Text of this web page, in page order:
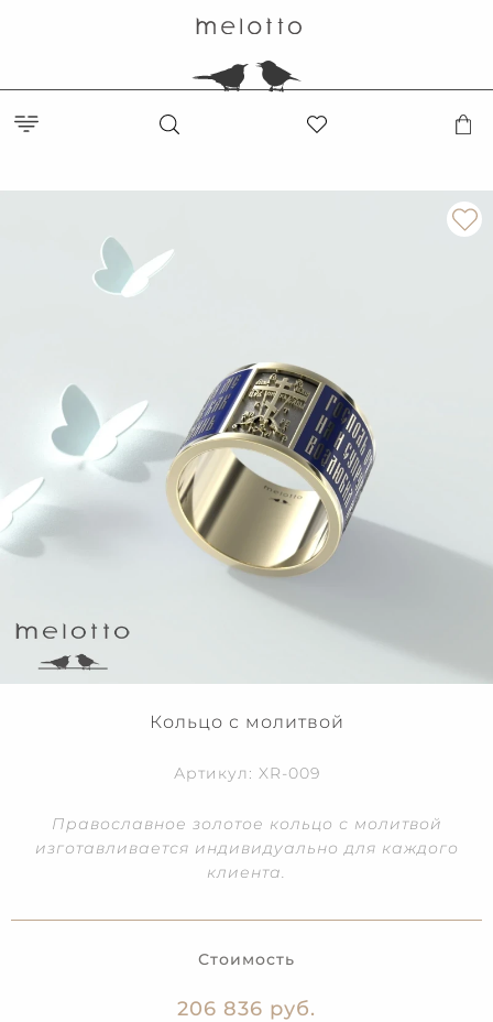
Кольцо с молитвой
Артикул: XR-009
Православное золотое кольцо с молитвой
изготавливается индивидуально для каждого
клиента.
Стоимость
206 836 руб.